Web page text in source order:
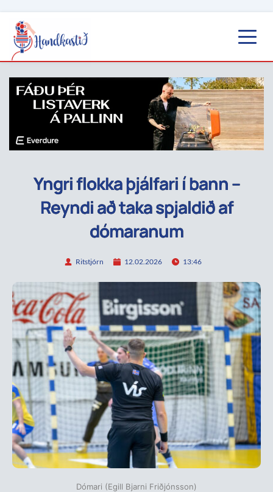
Yngri flokka þjálfari í bann –
Reyndi að taka spjaldið af
dómaranum
Ritstjórn 12.02.2026 13:46
Dómari (Egill Bjarni Friðjónsson)